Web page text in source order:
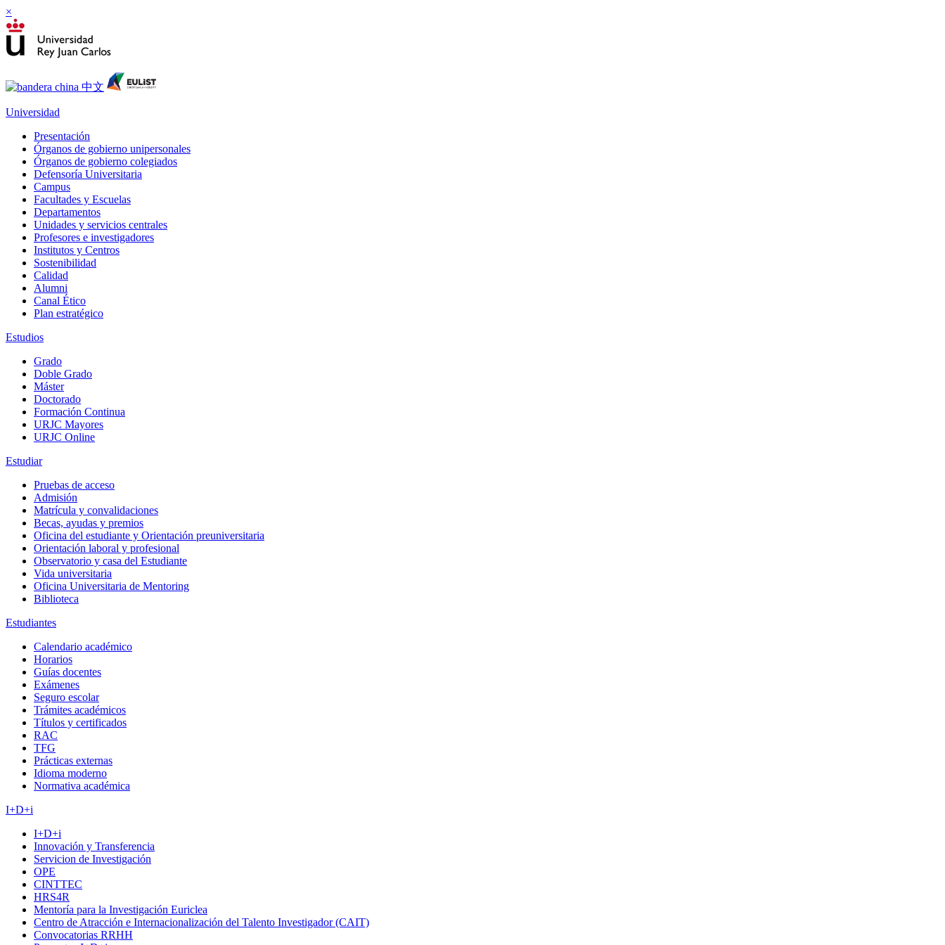
×
Universidad
Presentación
Órganos de gobierno unipersonales
Órganos de gobierno colegiados
Defensoría Universitaria
Campus
Facultades y Escuelas
Departamentos
Unidades y servicios centrales
Profesores e investigadores
Institutos y Centros
Sostenibilidad
Calidad
Alumni
Canal Ético
Plan estratégico
Estudios
Grado
Doble Grado
Máster
Doctorado
Formación Continua
URJC Mayores
URJC Online
Estudiar
Pruebas de acceso
Admisión
Matrícula y convalidaciones
Becas, ayudas y premios
Oficina del estudiante y Orientación preuniversitaria
Orientación laboral y profesional
Observatorio y casa del Estudiante
Vida universitaria
Oficina Universitaria de Mentoring
Biblioteca
Estudiantes
Calendario académico
Horarios
Guías docentes
Exámenes
Seguro escolar
Trámites académicos
Títulos y certificados
RAC
TFG
Prácticas externas
Idioma moderno
Normativa académica
I+D+i
I+D+i
Innovación y Transferencia
Servicion de Investigación
OPE
CINTTEC
HRS4R
Mentoría para la Investigación Euriclea
Centro de Atracción e Internacionalización del Talento Investigador (CAIT)
Convocatorias RRHH